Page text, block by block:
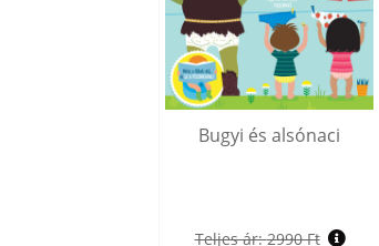
Bugyi és alsónaci
Teljes ár:2990 Ft